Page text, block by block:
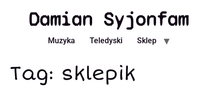
Damian Syjonfam
Muzyka Teledyski Sklep
Tag: sklepik